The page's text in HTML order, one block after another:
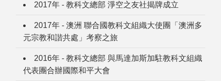
2017年 - 教科文總部 淨空之友社揭牌成立
2017年 - 澳洲 聯合國教科文組織大使團「澳洲多
元宗教和諧共處」考察之旅
2016年 - 教科文總部 與馬達加斯加駐教科文組織
代表團合辦國際和平大會